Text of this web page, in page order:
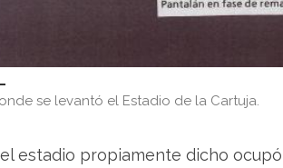
se levantó el Estadio de la Cartuja.
estadio propiamente dicho